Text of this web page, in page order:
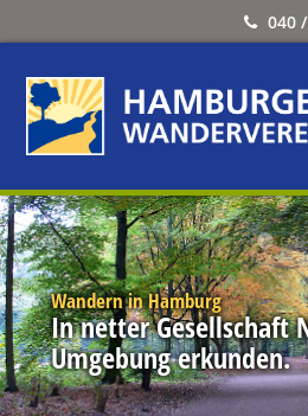
040
Wandern in Hamburg
In netter Gesellschaft
Umgebung erkunden.